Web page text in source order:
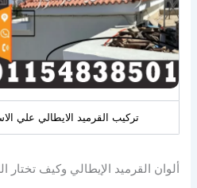
تركيب القرميد الايطالي علي
ألوان القرميد الإيطالي وكيف تختار